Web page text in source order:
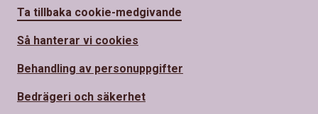
Ta tillbaka cookie-medgivande
Så hanterar vi cookies
Behandling av personuppgifter
Bedrägeri och säkerhet